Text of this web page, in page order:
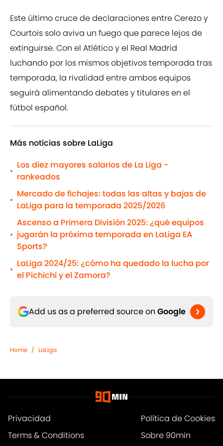
Este último cruce de declaraciones entre Cerezo y
Courtois solo aviva un fuego que parece lejos de
extinguirse. Con el Atlético y el Real Madrid
luchando por los mismos objetivos temporada tras
temporada, la rivalidad entre ambos equipos
seguirá alimentando debates y titulares en el
fútbol español.
Más noticias sobre LaLiga
•
Los diez mayores salarios de La Liga -
rankeados
•
Mercado de fichajes: todas las altas y bajas de
LaLiga para la temporada 2025/2026
•
Ascenso a Primera División 2025: ¿qué equipos
jugarán la próxima temporada en LaLiga EA
Sports?
•
LaLiga 2024/25: ¿cómo ha quedado la lucha por
el Pichichi y el Zamora?
Add us as a preferred source on Google
Home / LaLiga
Privacidad
Política de Cookies
Terms & Conditions
Sobre 90min